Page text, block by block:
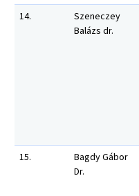
14.
Szeneczey
Balázs dr.
15.
Bagdy Gábor
Dr.